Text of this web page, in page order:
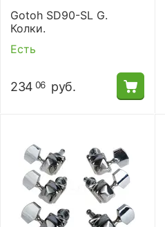
Gotoh SD90-SL G.
Колки.
Есть
234 06 руб.